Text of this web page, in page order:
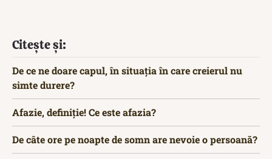
Citește și:
De ce ne doare capul, în situația în care creierul nu
simte durere?
Afazie, definiție! Ce este afazia?
De câte ore pe noapte de somn are nevoie o persoană?